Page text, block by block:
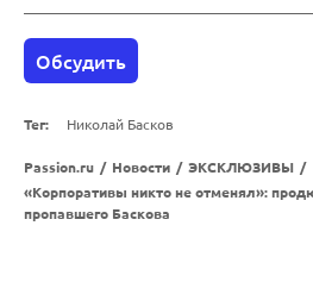
Обсудить
Тег: Николай Басков
Passion.ru / Новости / ЭКСКЛЮЗИВЫ /
«Корпоративы никто не отменял»:
пропавшего Баскова